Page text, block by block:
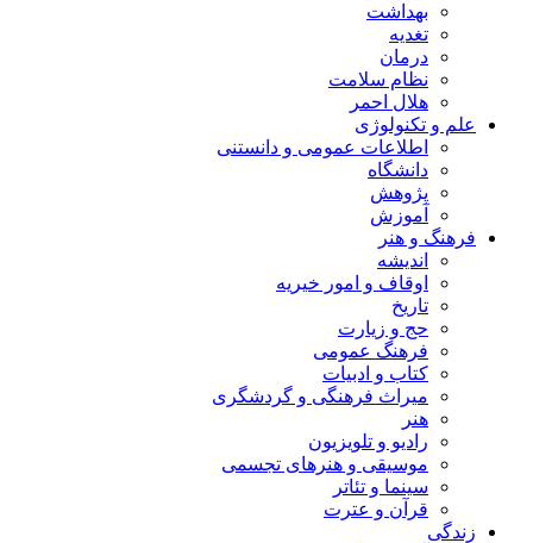
بهداشت
تغدیه
درمان
نظام سلامت
هلال احمر
علم و تکنولوژی
اطلاعات عمومی و دانستنی
دانشگاه
پژوهش
آموزش
فرهنگ و هنر
اندیشه
اوقاف و امور خیریه
تاریخ
حج و زیارت
فرهنگ عمومی
کتاب و ادبیات
میراث فرهنگی و گردشگری
هنر
رادیو و تلویزیون
موسیقی و هنرهای تجسمی
سینما و تئاتر
قرآن و عترت
زندگی